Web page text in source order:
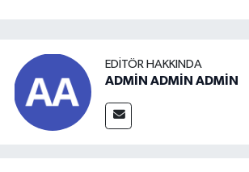
EDITÖR HAKKINDA
ADMİN ADMİN ADMİN